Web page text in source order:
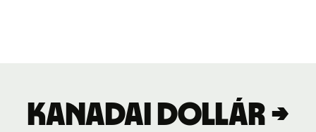
Kanadai dollár →